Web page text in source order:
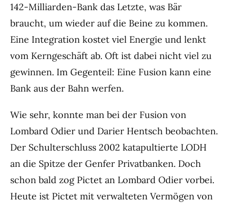
142-Milliarden-Bank das Letzte, was Bär
braucht, um wieder auf die Beine zu kommen.
Eine Integration kostet viel Energie und lenkt
vom Kerngeschäft ab. Oft ist dabei nicht viel zu
gewinnen. Im Gegenteil: Eine Fusion kann eine
Bank aus der Bahn werfen.
Wie sehr, konnte man bei der Fusion von
Lombard Odier und Darier Hentsch beobachten.
Der Schulterschluss 2002 katapultierte LODH
an die Spitze der Genfer Privatbanken. Doch
schon bald zog Pictet an Lombard Odier vorbei.
Heute ist Pictet mit verwalteten Vermögen von